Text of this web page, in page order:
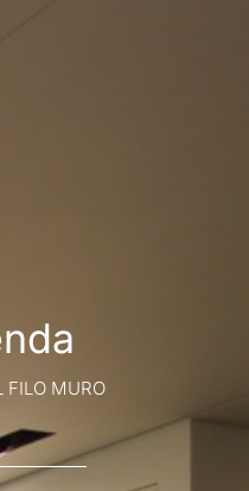
FILO MURO